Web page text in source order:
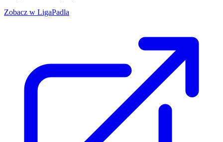
Zobacz w LigaPadla